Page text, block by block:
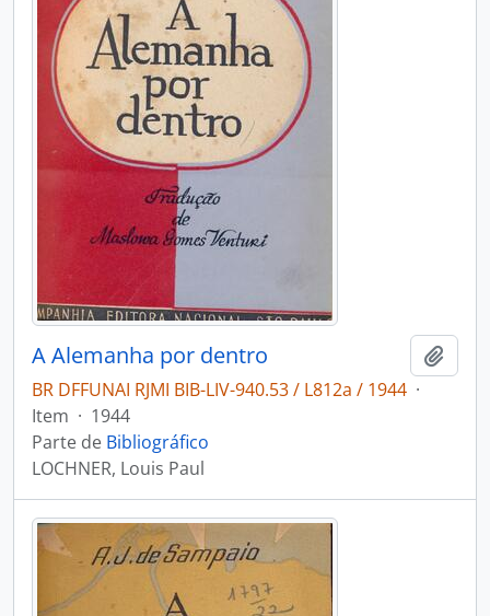
A Alemanha por dentro
BR DFFUNAI RJMI BIB-LIV-940.53 / L812a / 1944 ·
Item · 1944
Parte de Bibliográfico
LOCHNER, Louis Paul